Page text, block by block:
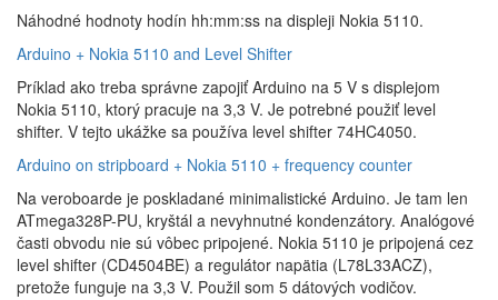
Náhodné hodnoty hodín hh:mm:ss na displeji Nokia 5110.
Arduino + Nokia 5110 and Level Shifter
Príklad ako treba správne zapojiť Arduino na 5 V s displejom
Nokia 5110, ktorý pracuje na 3,3 V. Je potrebné použiť level
shifter. V tejto ukážke sa používa level shifter 74HC4050.
Arduino on stripboard + Nokia 5110 + frequency counter
Na veroboarde je poskladané minimalistické Arduino. Je tam len
ATmega328P-PU, kryštál a nevyhnutné kondenzátory. Analógové
časti obvodu nie sú vôbec pripojené. Nokia 5110 je pripojená cez
level shifter (CD4504BE) a regulátor napätia (L78L33ACZ),
pretože funguje na 3,3 V. Použil som 5 dátových vodičov.